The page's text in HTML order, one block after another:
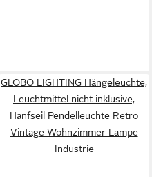
GLOBO LIGHTING Hängeleuchte,
Leuchtmittel nicht inklusive,
Hanfseil Pendelleuchte Retro
Vintage Wohnzimmer Lampe
Industrie